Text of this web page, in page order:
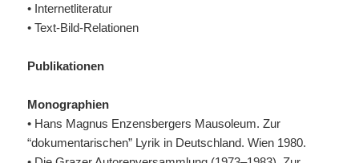
• Internetliteratur
• Text-Bild-Relationen
Publikationen
Monographien
• Hans Magnus Enzensbergers Mausoleum. Zur
“dokumentarischen” Lyrik in Deutschland. Wien 1980.